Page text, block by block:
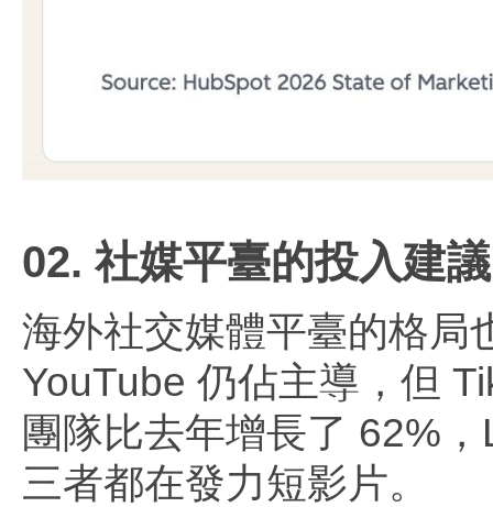
02. 社媒平臺的投入建議
海外社交媒體平臺的格局
YouTube 仍佔主導，但
團隊比去年增長了 62%
三者都在發力短影片。